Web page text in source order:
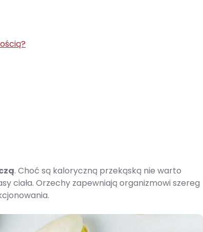
. Choć są kaloryczną przekąską nie warto
ciała. Orzechy zapewniają organizmowi szereg